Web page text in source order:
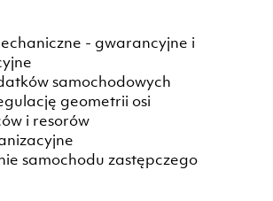
- gwarancyjne i
samochodowych
geometrii osi
i resorów
samochodu zastępczego